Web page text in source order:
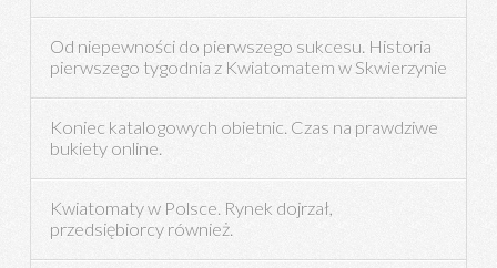
Od niepewności do pierwszego sukcesu. Historia
pierwszego tygodnia z Kwiatomatem w Skwierzynie
Koniec katalogowych obietnic. Czas na prawdziwe
bukiety online.
Kwiatomaty w Polsce. Rynek dojrzał,
przedsiębiorcy również.